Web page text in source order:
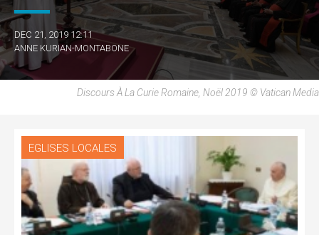
DEC 21, 2019 12:11
ANNE KURIAN-MONTABONE
Discours À La Curie Romaine, Noël 2019 © Vatican Media
EGLISES LOCALES